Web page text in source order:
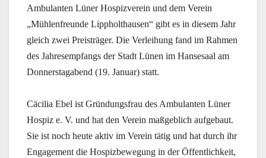
Ambulanten Lüner Hospizverein und dem Verein
„Mühlenfreunde Lippholthausen“ gibt es in diesem Jahr
gleich zwei Preisträger. Die Verleihung fand im Rahmen
des Jahresempfangs der Stadt Lünen im Hansesaal am
Donnerstagabend (19. Januar) statt.
Cäcilia Ebel ist Gründungsfrau des Ambulanten Lüner
Hospiz e. V. und hat den Verein maßgeblich aufgebaut.
Sie ist noch heute aktiv im Verein tätig und hat durch ihr
Engagement die Hospizbewegung in der Öffentlichkeit,